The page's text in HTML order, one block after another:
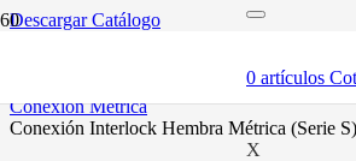
0 artículos
X
Descargar Catálogo
mangueras hidráulicas y fittings
conexión métrica
conexión interlock hembra métrica (serie s)